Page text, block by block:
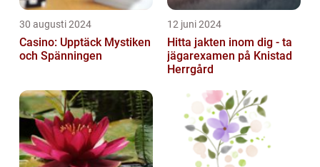
30 augusti 2024
Casino: Upptäck Mystiken
och Spänningen
12 juni 2024
Hitta jakten inom dig - ta
jägarexamen på Knistad
Herrgård